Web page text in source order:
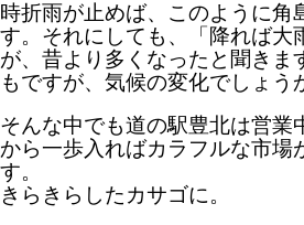
時折雨が止めば、このように角
す。それにしても、「降れば大
が、昔より多くなったと聞きま
もですが、気候の変化でしょう
そんな中でも道の駅豊北は営業
から一歩入ればカラフルな市場
す。
きらきらしたカサゴに。